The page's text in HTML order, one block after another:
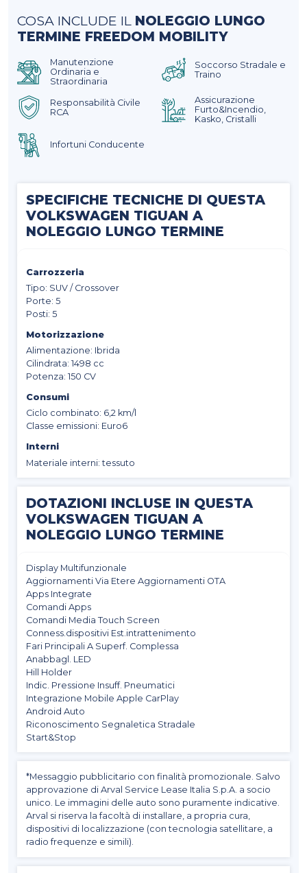
COSA INCLUDE IL NOLEGGIO LUNGO
TERMINE FREEDOM MOBILITY
Manutenzione
Ordinaria e
Straordinaria
Soccorso Stradale e
Traino
Responsabilità Civile
RCA
Assicurazione
Furto&Incendio,
Kasko, Cristalli
Infortuni Conducente
SPECIFICHE TECNICHE DI QUESTA
VOLKSWAGEN TIGUAN A
NOLEGGIO LUNGO TERMINE
Carrozzeria
Tipo: SUV / Crossover
Porte: 5
Posti: 5
Motorizzazione
Alimentazione: Ibrida
Cilindrata: 1498 cc
Potenza: 150 CV
Consumi
Ciclo combinato: 6,2 km/l
Classe emissioni: Euro6
Interni
Materiale interni: tessuto
DOTAZIONI INCLUSE IN QUESTA
VOLKSWAGEN TIGUAN A
NOLEGGIO LUNGO TERMINE
Display Multifunzionale
Aggiornamenti Via Etere Aggiornamenti OTA
Apps Integrate
Comandi Apps
Comandi Media Touch Screen
Conness.dispositivi Est.intrattenimento
Fari Principali A Superf. Complessa
Anabbagl. LED
Hill Holder
Indic. Pressione Insuff. Pneumatici
Integrazione Mobile Apple CarPlay
Android Auto
Riconoscimento Segnaletica Stradale
Start&Stop
*Messaggio pubblicitario con finalità promozionale. Salvo
approvazione di Arval Service Lease Italia S.p.A. a socio
unico. Le immagini delle auto sono puramente indicative.
Arval si riserva la facoltà di installare, a propria cura,
dispositivi di localizzazione (con tecnologia satellitare, a
radio frequenze e simili).